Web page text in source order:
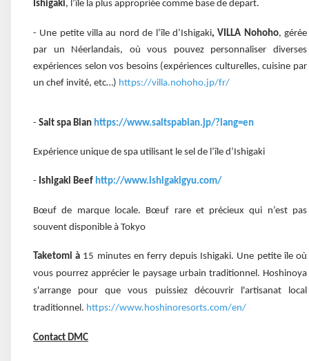
Ishigaki, l’île la plus appropriée comme base de depart.
- Une petite villa au nord de l’île d’Ishigaki, VILLA Nohoho, gérée
par un Néerlandais, où vous pouvez personnaliser diverses
expériences selon vos besoins (expériences culturelles, cuisine par
un chef invité, etc…) https://villa.nohoho.jp/fr/
- Salt spa Bian https://www.saltspabian.jp/?lang=en
Expérience unique de spa utilisant le sel de l’île d’Ishigaki
- Ishigaki Beef http://www.ishigakigyu.com/
Bœuf de marque locale. Bœuf rare et précieux qui n’est pas
souvent disponible à Tokyo
Taketomi à 15 minutes en ferry depuis Ishigaki. Une petite île où
vous pourrez apprécier le paysage urbain traditionnel. Hoshinoya
s'arrange pour que vous puissiez découvrir l'artisanat local
traditionnel. https://www.hoshinoresorts.com/en/
Contact DMC